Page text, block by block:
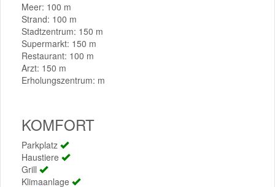
Meer: 100 m
Strand: 100 m
Stadtzentrum: 150 m
Supermarkt: 150 m
Restaurant: 100 m
Arzt: 150 m
Erholungszentrum: m
KOMFORT
Parkplatz
Haustiere
Grill
Klimaanlage